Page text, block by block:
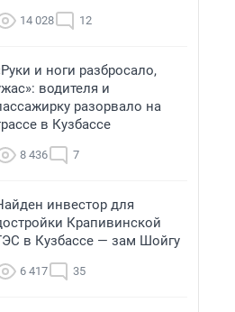
14 028 12
и ноги разбросало,
водителя и
разорвало на
в Кузбассе
8 436 7
инвестор для
Крапивинской
в Кузбассе — зам Шойгу
6 417 35